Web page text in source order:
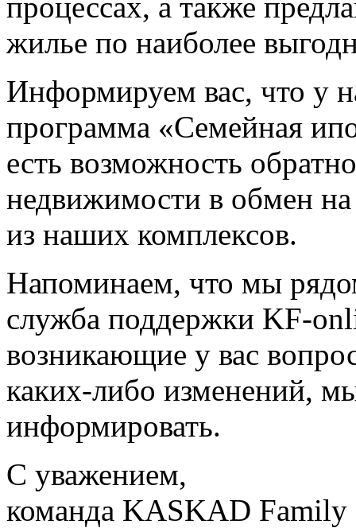
жилье по наиболее
Информируем вас, что у
программа «Семейная
есть возможность
недвижимости в обмен
из наших комплексов.
Напоминаем, что мы
служба поддержки KF-
возникающие у вас
каких-либо изменений,
информировать.
С уважением,
команда KASKAD Family